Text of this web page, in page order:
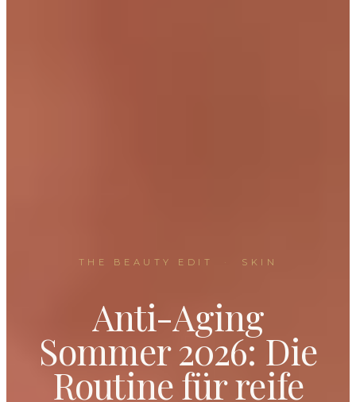
THE BEAUTY EDIT SKIN
Anti-Aging
Sommer 2026: Die
Routine für reife